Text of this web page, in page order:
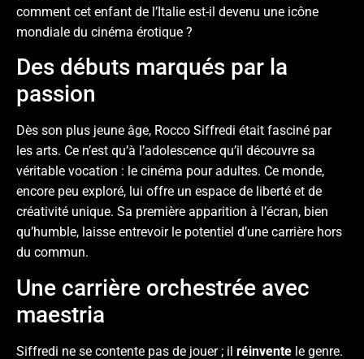
comment cet enfant de l’Italie est-il devenu une icône
mondiale du cinéma érotique ?
Des débuts marqués par la
passion
Dès son plus jeune âge, Rocco Siffredi était fasciné par
les arts. Ce n’est qu’à l’adolescence qu’il découvre sa
véritable vocation : le cinéma pour adultes. Ce monde,
encore peu exploré, lui offre un espace de liberté et de
créativité unique. Sa première apparition à l’écran, bien
qu’humble, laisse entrevoir le potentiel d’une carrière hors
du commun.
Une carrière orchestrée avec
maestria
Siffredi ne se contente pas de jouer ; il réinvente le genre.